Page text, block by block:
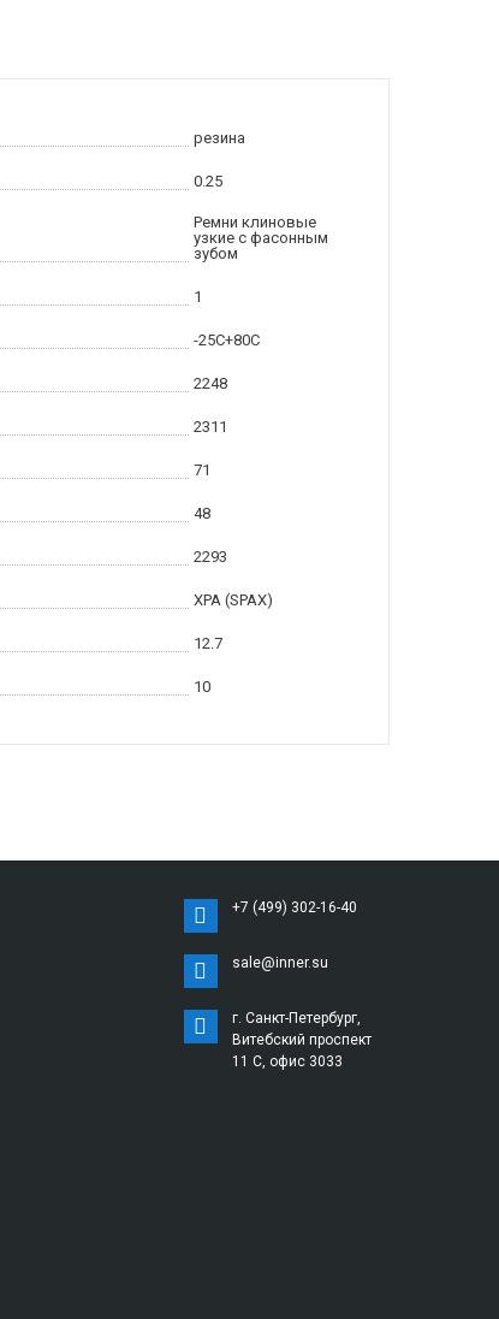
резина
0.25
Ремни клиновые
узкие с фасонным
зубом
1
-25С+80С
2248
2311
71
48
2293
XPA (SPAX)
12.7
10
+7 (499) 302-16-40
sale@inner.su
г. Санкт-Петербург,
Витебский проспект
11 С, офис 3033